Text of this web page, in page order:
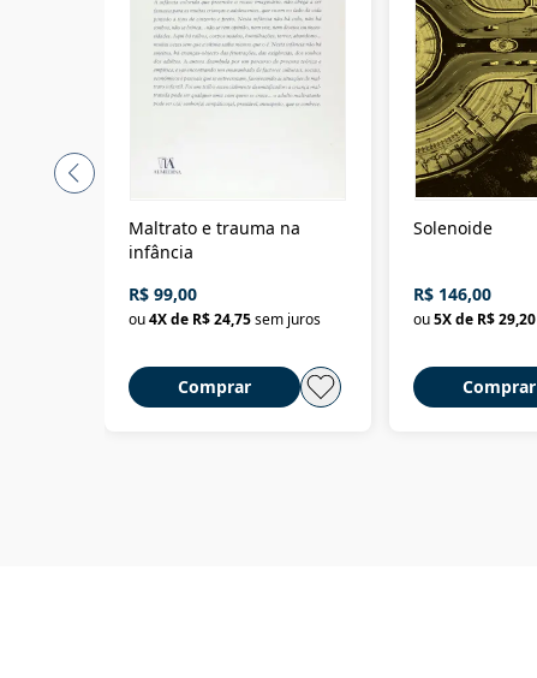
Maltrato e trauma na
infância
R$ 99,00
ou4X de R$ 24,75sem juros
Comprar
Solenoide
R$ 146,00
ou5X de R$ 29,20
Comprar